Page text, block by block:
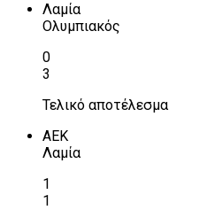
Λαμία
Ολυμπιακός
0
3
Τελικό αποτέλεσμα
ΑΕΚ
Λαμία
1
1